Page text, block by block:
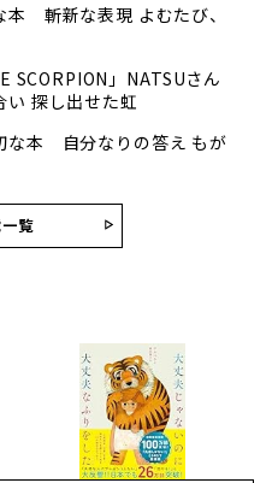
本 斬新な表現 よむたび、
SCORPION」NATSUさん
探し出せた虹
な本 自分なりの答え もが
覧